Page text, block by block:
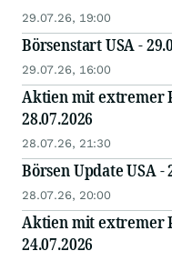
29.07.26, 19:00
Börsenstart USA -
29.07.26, 16:00
Aktien mit extremer
28.07.2026
28.07.26, 21:30
Börsen Update USA -
28.07.26, 20:00
Aktien mit extremer
24.07.2026